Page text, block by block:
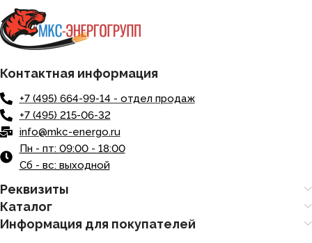
Контактная информация
+7 (495) 664-99-14 - отдел продаж
+7 (495) 215-06-32
info@mkc-energo.ru
Пн - пт: 09:00 - 18:00
Сб - вс: выходной
Реквизиты
Каталог
Информация для покупателей